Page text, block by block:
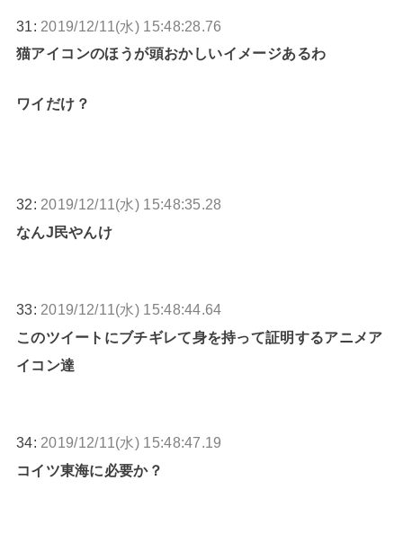
31: 2019/12/11(水) 15:48:28.76
猫アイコンのほうが頭おかしいイメージあるわ
ワイだけ？
32: 2019/12/11(水) 15:48:35.28
なんJ民やんけ
33: 2019/12/11(水) 15:48:44.64
このツイートにブチギレて身を持って証明するアニメア
イコン達
34: 2019/12/11(水) 15:48:47.19
コイツ東海に必要か？